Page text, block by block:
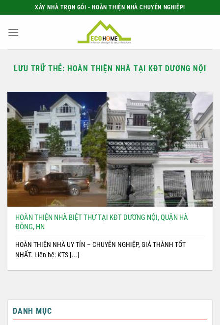
qua
nội
XÂY NHÀ TRỌN GÓI - HOÀN THIỆN NHÀ CHUYÊN NGHIỆP!
LƯU TRỮ THẺ: HOÀN THIỆN NHÀ TẠI KĐT DƯƠNG NỘI
HOÀN THIỆN NHÀ BIỆT THỰ TẠI KĐT DƯƠNG NỘI, QUẬN HÀ
ĐÔNG, HN
HOÀN THIỆN NHÀ UY TÍN – CHUYÊN NGHIỆP, GIÁ THÀNH TỐT
NHẤT. Liên hệ: KTS [...]
DANH MỤC